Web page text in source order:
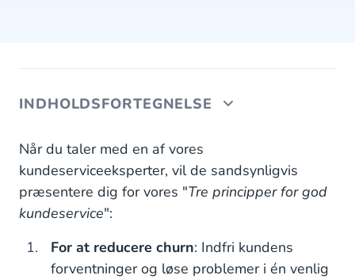
INDHOLDSFORTEGNELSE
1. Kunderne kan ikke være "loyale" over for et
brand
2. Kundeloyalitet kan bedst deles op i to separate
dele
3. Dårlig kundeservice er den største årsag til
illoyalitet (churn)
Når du taler med en af vores
kundeserviceeksperter, vil de sandsynligvis
præsentere dig for vores "Tre principper for god
kundeservice":
For at reducere churn: Indfri kundens
forventninger og løse problemer i én venlig